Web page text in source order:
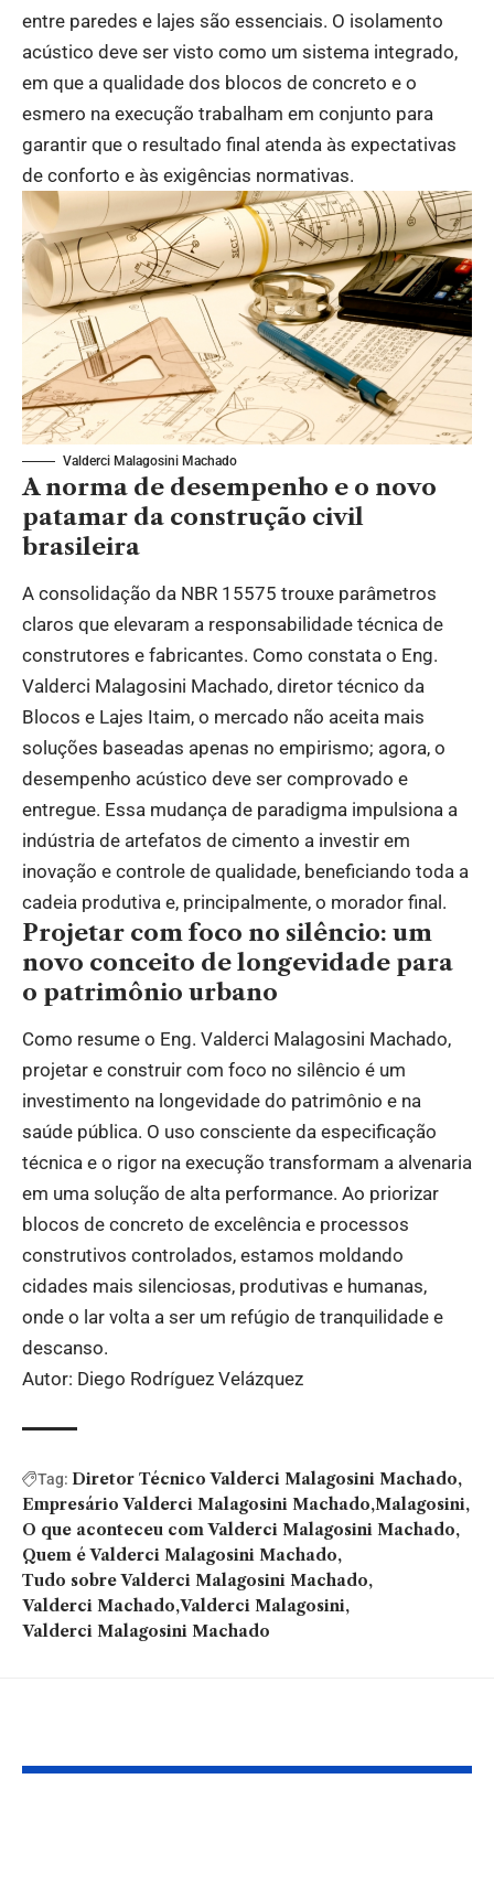
entre paredes e lajes são essenciais. O isolamento
acústico deve ser visto como um sistema integrado,
em que a qualidade dos blocos de concreto e o
esmero na execução trabalham em conjunto para
garantir que o resultado final atenda às expectativas
de conforto e às exigências normativas.
Valderci Malagosini Machado
A norma de desempenho e o novo
patamar da construção civil
brasileira
A consolidação da NBR 15575 trouxe parâmetros
claros que elevaram a responsabilidade técnica de
construtores e fabricantes. Como constata o Eng.
Valderci Malagosini Machado, diretor técnico da
Blocos e Lajes Itaim, o mercado não aceita mais
soluções baseadas apenas no empirismo; agora, o
desempenho acústico deve ser comprovado e
entregue. Essa mudança de paradigma impulsiona a
indústria de artefatos de cimento a investir em
inovação e controle de qualidade, beneficiando toda a
cadeia produtiva e, principalmente, o morador final.
Projetar com foco no silêncio: um
novo conceito de longevidade para
o patrimônio urbano
Como resume o Eng. Valderci Malagosini Machado,
projetar e construir com foco no silêncio é um
investimento na longevidade do patrimônio e na
saúde pública. O uso consciente da especificação
técnica e o rigor na execução transformam a alvenaria
em uma solução de alta performance. Ao priorizar
blocos de concreto de excelência e processos
construtivos controlados, estamos moldando
cidades mais silenciosas, produtivas e humanas,
onde o lar volta a ser um refúgio de tranquilidade e
descanso.
Autor: Diego Rodríguez Velázquez
Tag: Diretor Técnico Valderci Malagosini Machado
Empresário Valderci Malagosini Machado Malagosini
O que aconteceu com Valderci Malagosini Machado
Quem é Valderci Malagosini Machado
Tudo sobre Valderci Malagosini Machado
Valderci Machado Valderci Malagosini
Valderci Malagosini Machado